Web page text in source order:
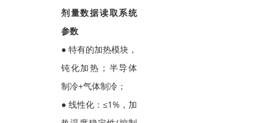
剂量数据读取系统
参数
● 特有的加热模块，
钝化加热；半导体
制冷+气体制冷；
● 线性化：≤1%，加